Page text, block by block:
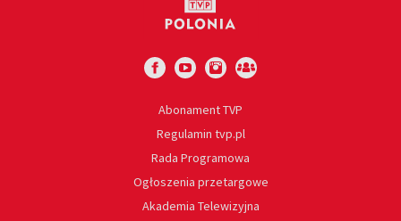
Abonament TVP
Regulamin tvp.pl
Rada Programowa
Ogłoszenia przetargowe
Akademia Telewizyjna